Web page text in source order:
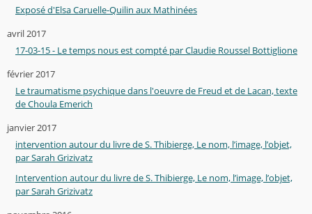
Exposé d'Elsa Caruelle-Quilin aux Mathinées
avril 2017
17-03-15 - Le temps nous est compté par Claudie Roussel Bottiglione
février 2017
Le traumatisme psychique dans l'oeuvre de Freud et de Lacan, texte
de Choula Emerich
janvier 2017
intervention autour du livre de S. Thibierge, Le nom, l’image, l’objet,
par Sarah Grizivatz
Intervention autour du livre de S. Thibierge, Le nom, l’image, l’objet,
par Sarah Grizivatz